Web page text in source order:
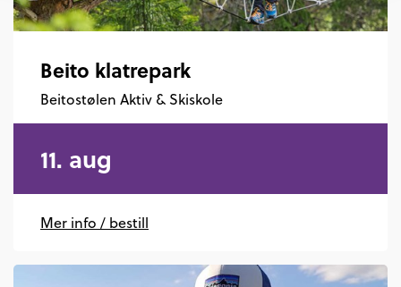
Beito klatrepark
Beitostølen Aktiv & Skiskole
11. aug
Mer info / bestill